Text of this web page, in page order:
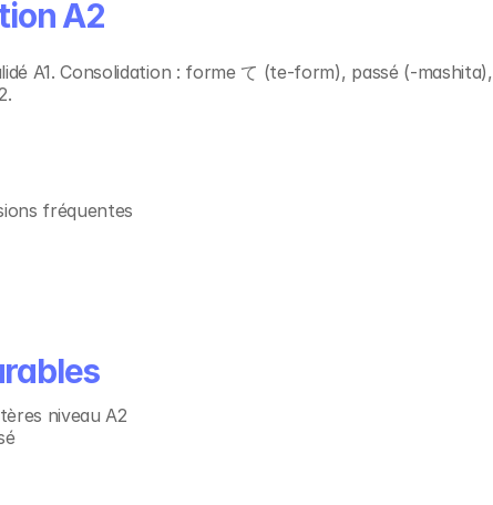
A2
A1. Consolidation : forme て (te-form), passé (-mashita),
fréquentes
niveau A2